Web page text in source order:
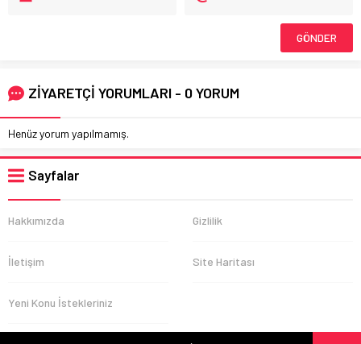
ZİYARETÇİ YORUMLARI - 0 YORUM
Henüz yorum yapılmamış.
Sayfalar
Hakkımızda Gizlilik
İletişim Site Haritası
Yeni Konu İstekleriniz